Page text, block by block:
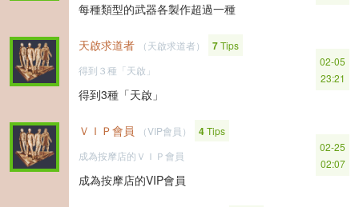
每種類型的武器各製作超過一種
天啟求道者 （天啟求道者） 7Tips
得到３種「天啟」
得到3種「天啟」
02-05
23:21
ＶＩＰ會員 （VIP會員） 4Tips
成為按摩店的ＶＩＰ會員
成為按摩店的VIP會員
02-25
02:07